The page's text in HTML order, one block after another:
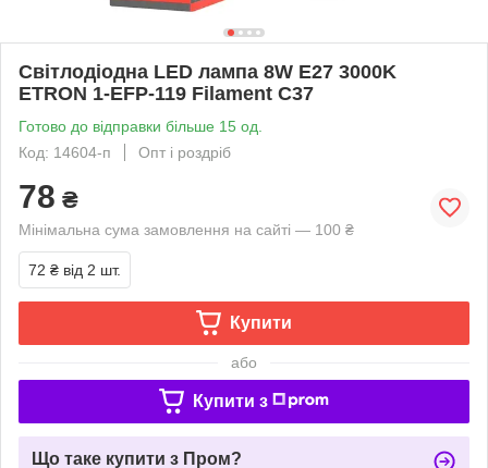
Світлодіодна LED лампа 8W E27 3000K
ETRON 1-EFP-119 Filament С37
Готово до відправки більше 15 од.
Код: 14604-п
Опт і роздріб
78 ₴
Мінімальна сума замовлення на сайті — 100 ₴
72 ₴ від 2 шт.
Купити
або
Купити з
Що таке купити з Пром?